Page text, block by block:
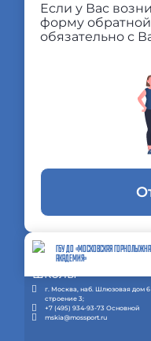
Если у Вас
форму
обязательно с
ГБУ ДО «МОСКОВСКАЯ
АКАДЕМИЯ»
г. Москва, наб. Шлюзовая дом 6
строение 3;
+7 (495) 934-93-73 Основной
mskia@mossport.ru